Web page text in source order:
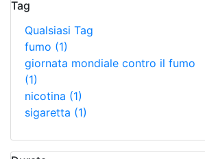
Tag
Qualsiasi Tag
fumo (1)
giornata mondiale contro il fumo
(1)
nicotina (1)
sigaretta (1)